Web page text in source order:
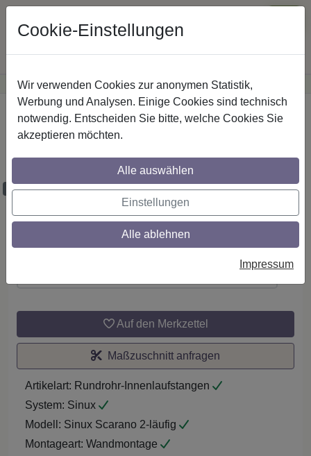
Günstige Versandkosteninnerhalb Österreichs· Sichere Zahlung
Startseite
RR/IL-Stilg. 16 mm 2-lfg. Sinux Scarano
260 cm Edelst.-O.
Maßzuschnitt möglich
Auf den Merkzettel
Maßzuschnitt anfragen
Artikelart: Rundrohr-Innenlaufstangen
System: Sinux
Modell: Sinux Scarano 2-läufig
Montageart: Wandmontage
Cookie-Einstellungen
Wir verwenden Cookies zur anonymen Statistik,
Werbung und Analysen. Einige Cookies sind technisch
notwendig. Entscheiden Sie bitte, welche Cookies Sie
akzeptieren möchten.
Alle auswählen
Einstellungen
Alle ablehnen
Impressum